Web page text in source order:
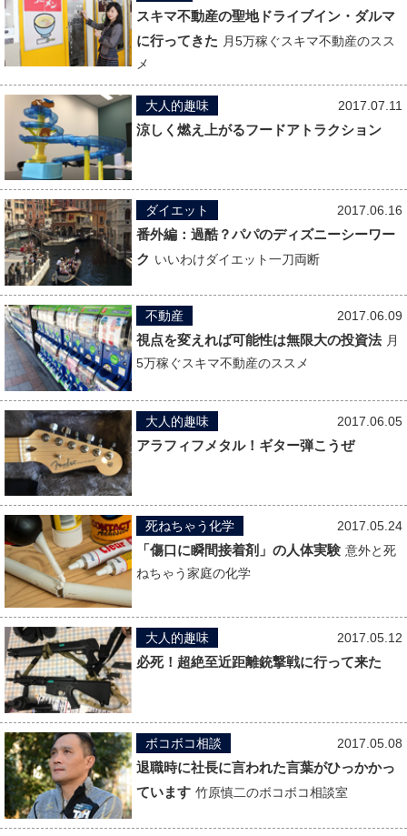
スキマ不動産の聖地ドライブイン・ダルマ
に行ってきた 月5万稼ぐスキマ不動産のスス
メ
2017.07.11
大人的趣味
涼しく燃え上がるフードアトラクション
2017.06.16
ダイエット
番外編：過酷？パパのディズニーシーワー
ク いいわけダイエット一刀両断
2017.06.09
不動産
視点を変えれば可能性は無限大の投資法 月
5万稼ぐスキマ不動産のススメ
2017.06.05
大人的趣味
アラフィフメタル！ギター弾こうぜ
2017.05.24
死ねちゃう化学
「傷口に瞬間接着剤」の人体実験 意外と死
ねちゃう家庭の化学
2017.05.12
大人的趣味
必死！超絶至近距離銃撃戦に行って来た
2017.05.08
ボコボコ相談
退職時に社長に言われた言葉がひっかかっ
ています 竹原慎二のボコボコ相談室